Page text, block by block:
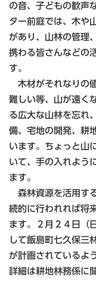
の音、子どもの歓声
ター前庭では、木や
があり、山林の管理
携わる皆さんなどの
す。
木材がそれなりの
難しい等、山が遠く
る広大な山林を忘れ
備、宅地の開発、耕
います。ちょっと山
いて、手の入れよう
ます。
森林資源を活用す
続的に行われれば将
ます。２月２４日（
して飯島町七久保三
が計画されているよ
詳細は耕地林務係に